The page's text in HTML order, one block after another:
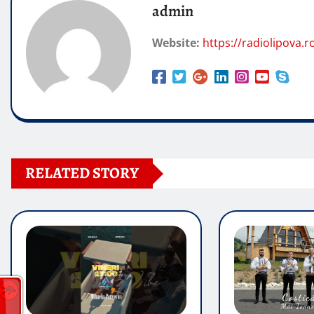
admin
Website: https://
RELATED STORY